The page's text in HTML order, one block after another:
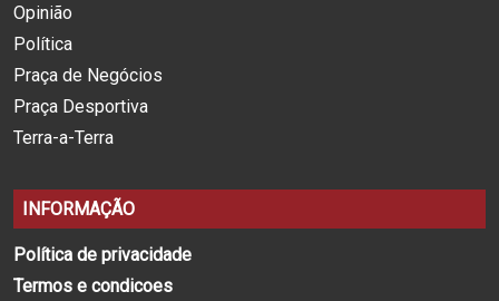
Opinião
Política
Praça de Negócios
Praça Desportiva
Terra-a-Terra
INFORMAÇÃO
Política de privacidade
Termos e condicoes